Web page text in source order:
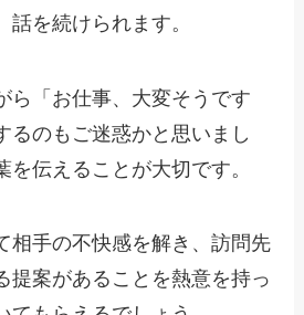
話を続けられます。
ら「お仕事、大変そうです
るのもご迷惑かと思いまし
を伝えることが大切です。
相手の不快感を解き、訪問先
提案があることを熱意を持っ